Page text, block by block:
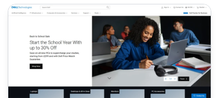
Programa de Afiliados de Dell